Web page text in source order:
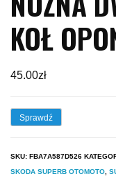
KOŁ
45.00zł
Sprawdź
SKU: FBA7A587D526
SKODA SUPERB OTOMOTO